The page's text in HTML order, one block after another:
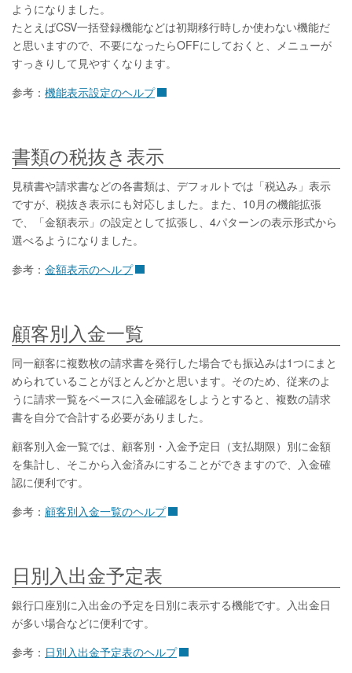
ようになりました。
たとえばCSV一括登録機能などは初期移行時しか使わない機能だ
と思いますので、不要になったらOFFにしておくと、メニューが
すっきりして見やすくなります。
参考： 機能表示設定のヘルプ
書類の税抜き表示
見積書や請求書などの各書類は、デフォルトでは「税込み」表示
ですが、税抜き表示にも対応しました。また、10月の機能拡張
で、「金額表示」の設定として拡張し、4パターンの表示形式から
選べるようになりました。
参考： 金額表示のヘルプ
顧客別入金一覧
同一顧客に複数枚の請求書を発行した場合でも振込みは1つにまと
められていることがほとんどかと思います。そのため、従来のよ
うに請求一覧をベースに入金確認をしようとすると、複数の請求
書を自分で合計する必要がありました。
顧客別入金一覧では、顧客別・入金予定日（支払期限）別に金額
を集計し、そこから入金済みにすることができますので、入金確
認に便利です。
参考： 顧客別入金一覧のヘルプ
日別入出金予定表
銀行口座別に入出金の予定を日別に表示する機能です。入出金日
が多い場合などに便利です。
参考： 日別入出金予定表のヘルプ